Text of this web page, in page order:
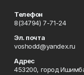
Телефон
8(34794) 7-71-24
Эл. почта
voshodd@yandex.ru
Адрес
453200, город